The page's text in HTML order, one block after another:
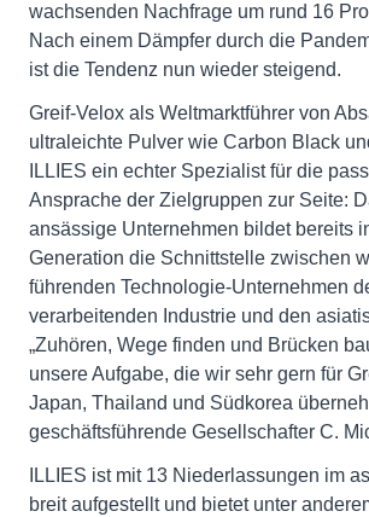
wachsenden Nachfrage um rund 16
Nach einem Dämpfer durch die
ist die Tendenz nun wieder steigend.
Greif-Velox als Weltmarktführer von
ultraleichte Pulver wie Carbon Black
ILLIES ein echter Spezialist für die
Ansprache der Zielgruppen zur Seite:
ansässige Unternehmen bildet bereits
Generation die Schnittstelle zwischen
führenden Technologie-Unternehmen
verarbeitenden Industrie und den
„Zuhören, Wege finden und Brücken
unsere Aufgabe, die wir sehr gern für
Japan, Thailand und Südkorea
geschäftsführende Gesellschafter C.
ILLIES ist mit 13 Niederlassungen im
breit aufgestellt und bietet unter